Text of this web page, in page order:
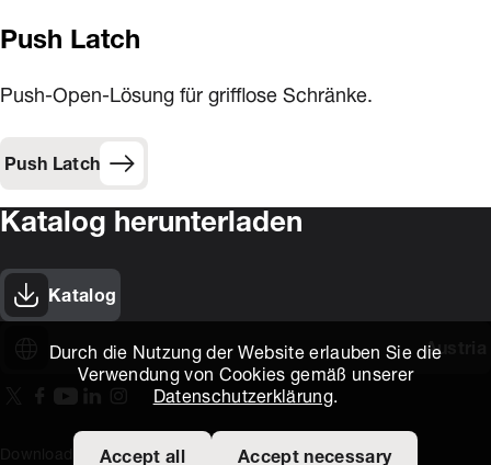
Durch die Nutzung der Website erlauben Sie die
Verwendung von Cookies gemäß unserer
Datenschutzerklärung.
Accept all Accept necessary
Push Latch
Push-Open-Lösung für grifflose Schränke.
Push Latch
Katalog herunterladen
Katalog
Austria
(Opens in new window)
On our Facebook page
(Opens in new window)
On our Youtube page
(Opens in new window)
(Opens in new window)
On our Instagram page
(Opens in new window)
Download AreaTitus Expertise Extranet